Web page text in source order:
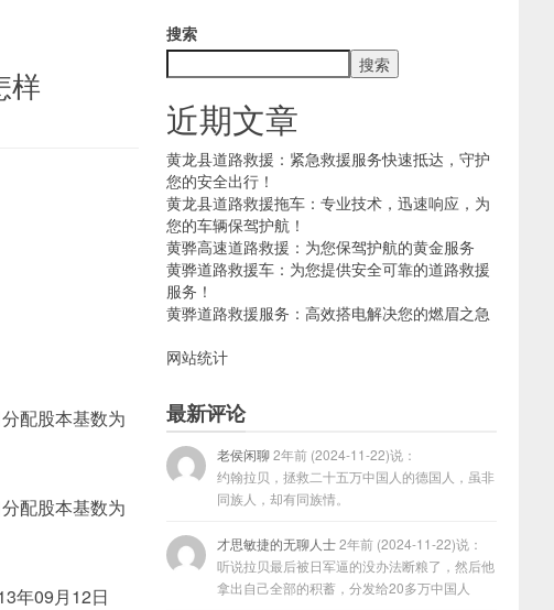
样
配股本基数为
配股本基数为
年09月12日
搜索
搜索
近期文章
黄龙县道路救援：紧急救援服务快速抵达，守护
您的安全出行！
黄龙县道路救援拖车：专业技术，迅速响应，为
您的车辆保驾护航！
黄骅高速道路救援：为您保驾护航的黄金服务
黄骅道路救援车：为您提供安全可靠的道路救援
服务！
黄骅道路救援服务：高效搭电解决您的燃眉之急
网站统计
最新评论
老侯闲聊2年前 (2024-11-22)说：
约翰拉贝，拯救二十五万中国人的德国人，虽非
同族人，却有同族情。
才思敏捷的无聊人士2年前 (2024-11-22)说：
听说拉贝最后被日军逼的没办法断粮了，然后他
拿出自己全部的积蓄，分发给20多万中国人